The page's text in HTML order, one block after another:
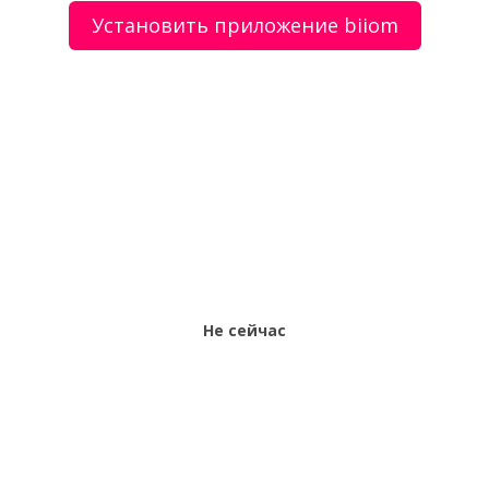
Политика обработки персональных данных
Оплата услуг сервиса biiom означает согласие с
Установить приложение biiom
Не сейчас